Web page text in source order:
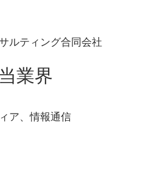
ルティング合同会社
業界
ア、情報通信